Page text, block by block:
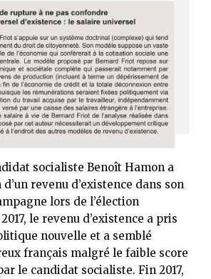
socialiste Benoît Hamon a
revenu d’existence dans son
lors de l’élection
le revenu d’existence a pris
nouvelle et a semblé
français malgré le faible score
le candidat socialiste. Fin 2017,